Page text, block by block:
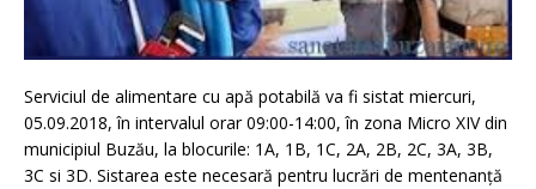
Serviciul de alimentare cu apă potabilă va fi sistat miercuri,
05.09.2018, în intervalul orar 09:00-14:00, în zona Micro XIV din
municipiul Buzău, la blocurile: 1A, 1B, 1C, 2A, 2B, 2C, 3A, 3B,
3C si 3D. Sistarea este necesară pentru lucrări de mentenanță